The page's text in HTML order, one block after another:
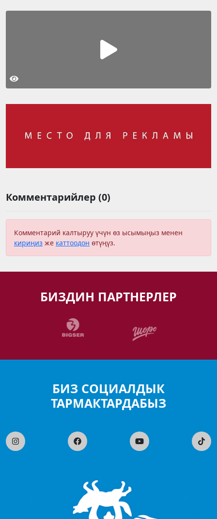
Комментарийлер (0)
Комментарий калтыруу үчүн өз ысымыңыз менен
кириңиз же каттоодон өтүңүз.
БИЗДИН ПАРТНЕРЛЕР
БИЗ СОЦИАЛДЫК
ТАРМАКТАРДАБЫЗ